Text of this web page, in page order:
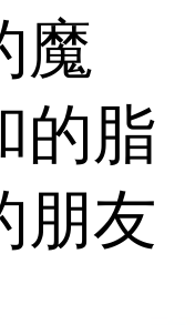
魔
的脂
朋友